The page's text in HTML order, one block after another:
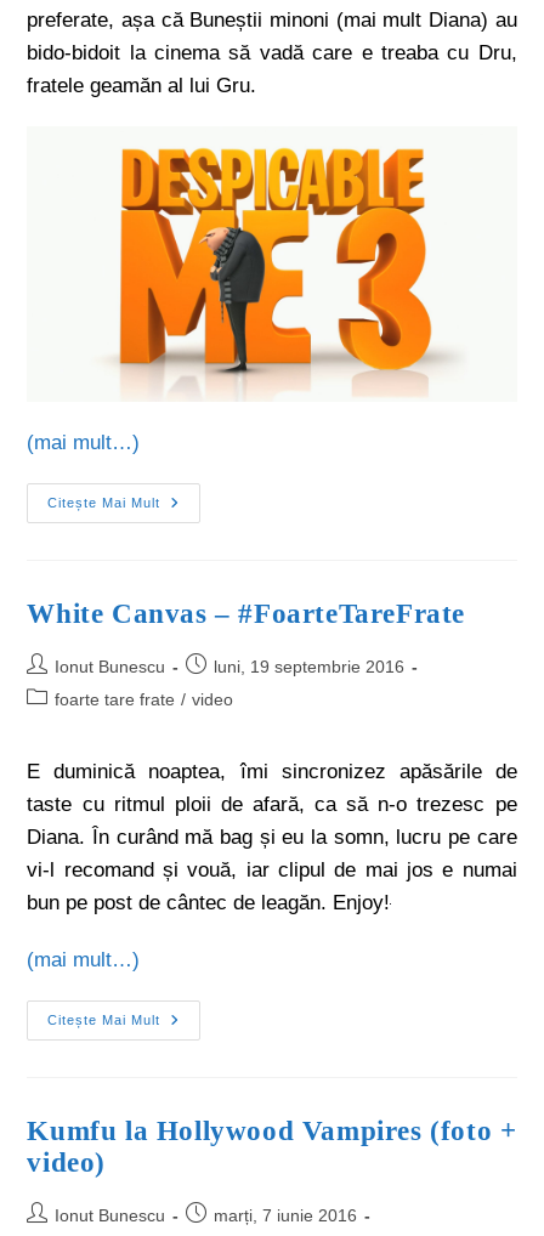
preferate, așa că Buneștii minoni (mai mult Diana) au
bido-bidoit la cinema să vadă care e treaba cu Dru,
fratele geamăn al lui Gru.
(mai mult…)
Citește Mai Mult
White Canvas – #FoarteTareFrate
Ionut Bunescu
luni, 19 septembrie 2016
foarte tare frate / video
E duminică noaptea, îmi sincronizez apăsările de
taste cu ritmul ploii de afară, ca să n-o trezesc pe
Diana. În curând mă bag și eu la somn, lucru pe care
vi-l recomand și vouă, iar clipul de mai jos e numai
bun pe post de cântec de leagăn. Enjoy!
(mai mult…)
Citește Mai Mult
Kumfu la Hollywood Vampires (foto +
video)
Ionut Bunescu
marți, 7 iunie 2016